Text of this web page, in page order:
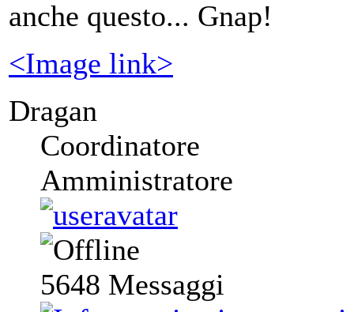
anche questo... Gnap!
<Image link>
Dragan
Coordinatore
Amministratore
5648 Messaggi